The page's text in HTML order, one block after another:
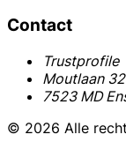
Contact
Trustprofile
Moutlaan 32
7523 MD
© 2026 Alle